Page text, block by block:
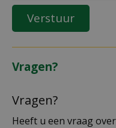
Vragen?
Vragen?
Heeft u een vraag